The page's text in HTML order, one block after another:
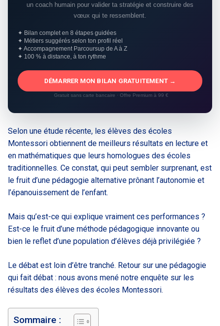
un coach humain pour valider ta stratégie et construire des
vœux qui te ressemblent.
✦ Bilan complet en 8 étapes guidées
✦ Métiers suggérés selon ton profil réel
✦ Accompagnement Parcoursup de A à Z
✦ 100 % à distance, à ton rythme
DÉMARRER MON BILAN GRATUITEMENT →
Gratuit sans carte bancaire · Offre Premium à 99 €
Selon une étude récente, les élèves des écoles
Montessori obtiennent de meilleurs résultats en lecture et
en mathématiques que leurs homologues des écoles
traditionnelles. Ce constat, qui peut sembler surprenant, est
le fruit d’une pédagogie alternative prônant l’autonomie et
l’épanouissement de l’enfant.
Mais qu’est-ce qui explique vraiment ces performances ?
Est-ce le fruit d’une méthode pédagogique innovante ou
bien le reflet d’une population d’élèves déjà privilégiée ?
Le débat est loin d’être tranché. Retour sur une pédagogie
qui fait débat : nous avons mené notre enquête sur les
résultats des élèves des écoles Montessori.
Sommaire :